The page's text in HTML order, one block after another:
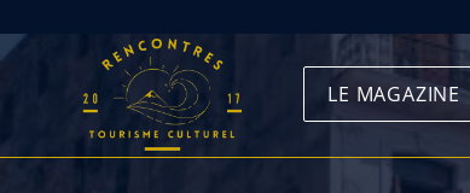
Skip
LE MAGAZINE